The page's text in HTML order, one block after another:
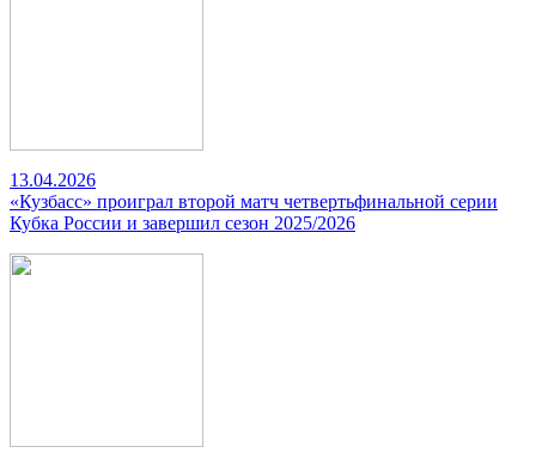
13.04.2026
«Кузбасс» проиграл второй матч четвертьфинальной серии
Кубка России и завершил сезон 2025/2026